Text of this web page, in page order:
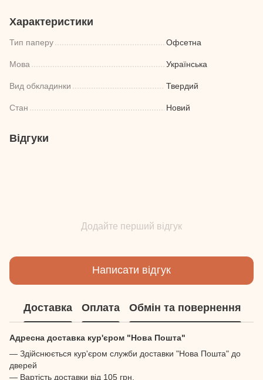
Характеристики
Тип паперу Офсетна
Мова Українська
Вид обкладинки Твердий
Стан Новий
Відгуки
Додайте перший відгук
Написати відгук
Доставка Оплата Обмін та повернення
Адресна доставка кур'єром "Нова Пошта"
— Здійснюється кур'єром служби доставки "Нова Пошта" до
дверей
— Вартість доставки від 105 грн.